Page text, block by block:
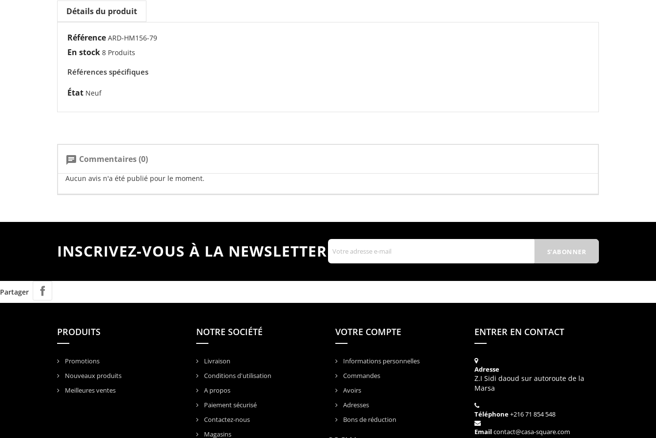
Détails du produit
Référence ARD-HM156-79
En stock 8 Produits
Références spécifiques
État Neuf
chat Commentaires (0)
Aucun avis n'a été publié pour le moment.
INSCRIVEZ-VOUS À LA NEWSLETTER
Partager
PRODUITS
Promotions
Nouveaux produits
Meilleures ventes
NOTRE SOCIÉTÉ
Livraison
Conditions d'utilisation
A propos
Paiement sécurisé
Contactez-nous
Magasins
VOTRE COMPTE
Informations personnelles
Commandes
Avoirs
Adresses
Bons de réduction
ENTRER EN CONTACT
Adresse
Z.I Sidi daoud sur autoroute de la
Marsa
Téléphone+216 71 854 548
Email contact@casa-square.com